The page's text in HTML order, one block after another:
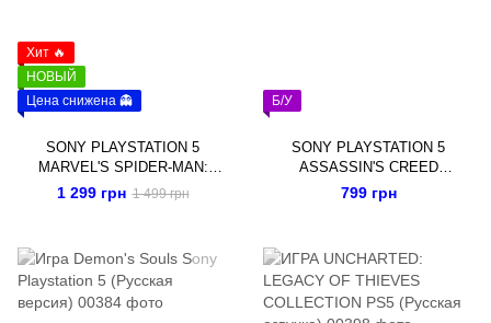
Хит 🔥
НОВЫЙ
Цена снижена 👻
SONY PLAYSTATION 5
MARVEL'S SPIDER-MAN:
MILES MORALES (Русская
озвучка)
1 299 грн 1 499 грн
Б/У
SONY PLAYSTATION 5
ASSASSIN'S CREED
VALHALLA (Русская озвучка)
799 грн